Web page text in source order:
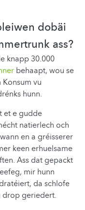
dobäi
ass?
knapp 30.000
behaapt, wou se
vu
hunn.
et e gudde
natierlech och
en a gréisserer
keen erhuelsame
Ass dat gepackt
mir hunn
da schlofe
drop geriedert.